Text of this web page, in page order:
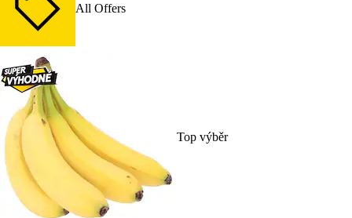
All Offers
Top výběr